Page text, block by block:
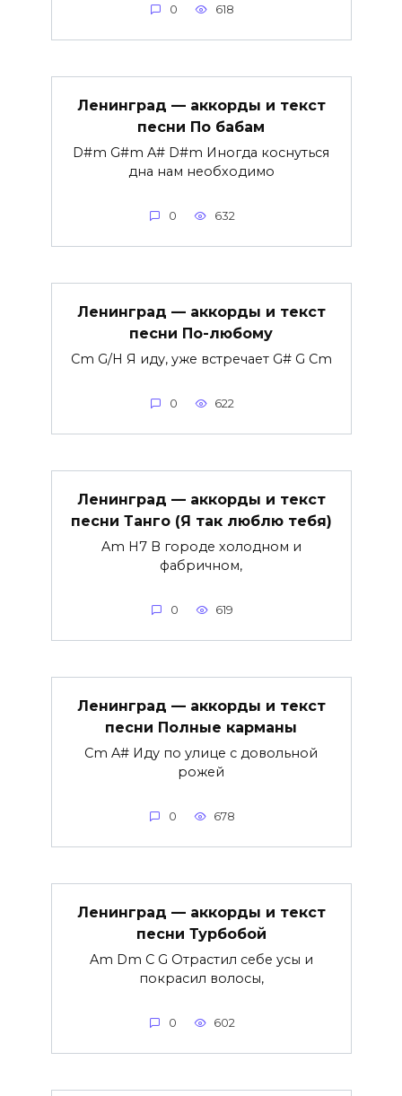
0 618
Ленинград — аккорды и текст
песни По бабам
D#m G#m A# D#m Иногда коснуться
дна нам необходимо
0 632
Ленинград — аккорды и текст
песни По-любому
Cm G/H Я иду, уже встречает G# G Cm
0 622
Ленинград — аккорды и текст
песни Танго (Я так люблю тебя)
Am H7 В городе холодном и
фабричном,
0 619
Ленинград — аккорды и текст
песни Полные карманы
Cm A# Иду по улице с довольной
рожей
0 678
Ленинград — аккорды и текст
песни Турбобой
Am Dm C G Отрастил себе усы и
покрасил волосы,
0 602